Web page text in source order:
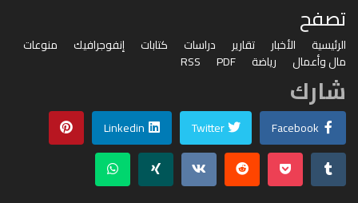
تصفح
الرئيسية الأخبار تقارير دراسات كتابات إنفوجرافيك
منوعات
مال وأعمال
رياضة PDF
RSS
شارك
Facebook
Twitter
Linkedin